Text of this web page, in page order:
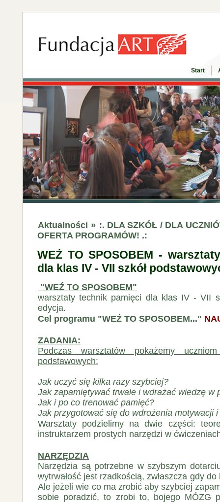
Start
Aktualności » :. DLA SZKÓŁ / DLA
OFERTA PROGRAMÓW! .:
WEŹ TO SPOSOBEM -
dla klas IV - VII szkół
"WEŹ TO SPOSOBEM"
warsztaty technik pamięci dla klas IV - VII
edycja.
Cel programu "WEŹ TO SPOSOBEM..."
ZADANIA:
Podczas warsztatów pokażemy
podstawowych:
Jak uczyć się kilka razy szybciej?
Jak zapamiętywać trwale i wdrażać wiedzę w
Jak i po co trenować pamięć?
Jak przygotować się do wdrożenia motywacji i
Warsztaty podzielimy na dwie części:
instruktarzem prostych narzędzi w
NARZĘDZIA
Narzędzia są potrzebne w szybszym
wytrwałość jest rzadkością, zwłaszcza gdy
Ale jeżeli wie co ma zrobić aby szybciej
sobie poradzić, to zrobi to, bojego MÓZG